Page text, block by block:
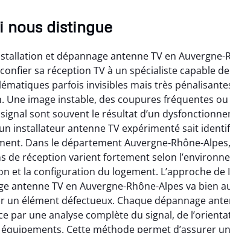
nous distingue
et dépannage antenne TV en Auvergne-
sa réception TV à un spécialiste capable
parfois invisibles mais très
Une image instable, des coupures fréquentes
sont souvent le résultat d’un
installateur antenne TV expérimenté sait
Dans le département Auvergne-Rhône-
de réception varient fortement selon
et la configuration du logement. L’approche
antenne TV en Auvergne-Rhône-Alpes va bien
un élément défectueux. Chaque dépannage
par une analyse complète du signal, de
équipements. Cette méthode permet d’assurer